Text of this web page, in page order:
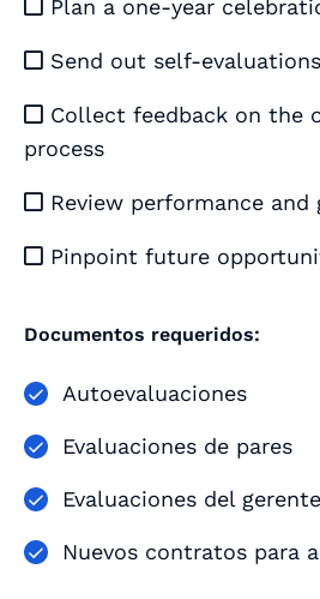
 Plan a one-year
 Send out self-evaluations
 Collect feedback on the
process
 Review performance and
 Pinpoint future
Documentos requeridos:
Autoevaluaciones
Evaluaciones de pares
Evaluaciones del gerente
Nuevos contratos para